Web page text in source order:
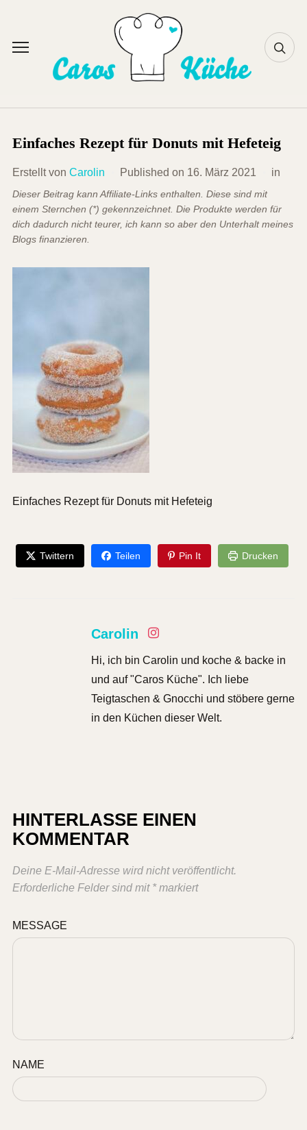
content
Toggle
Einfaches Rezept für Donuts mit Hefeteig
Erstellt von Carolin Published on 16. März 2021 in
Dieser Beitrag kann Affiliate-Links enthalten. Diese sind mit
einem Sternchen (*) gekennzeichnet. Die Produkte werden für
dich dadurch nicht teurer, ich kann so aber den Unterhalt meines
Blogs finanzieren.
Einfaches Rezept für Donuts mit Hefeteig
Twittern Teilen Pin It Drucken
Carolin
Hi, ich bin Carolin und koche & backe in
und auf "Caros Küche". Ich liebe
Teigtaschen & Gnocchi und stöbere gerne
in den Küchen dieser Welt.
HINTERLASSE EINEN
KOMMENTAR
Deine E-Mail-Adresse wird nicht veröffentlicht.
Erforderliche Felder sind mit *markiert
MESSAGE
NAME